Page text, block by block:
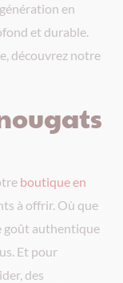
en
et durable.
découvrez notre
boutique en
à offrir. Où que
goût authentique
Et pour
des